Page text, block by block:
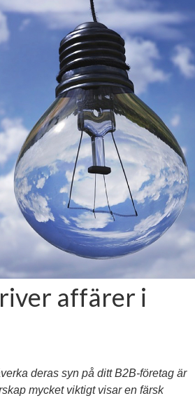
affärer i
deras syn på ditt B2B-företag är
mycket viktigt visar en färsk